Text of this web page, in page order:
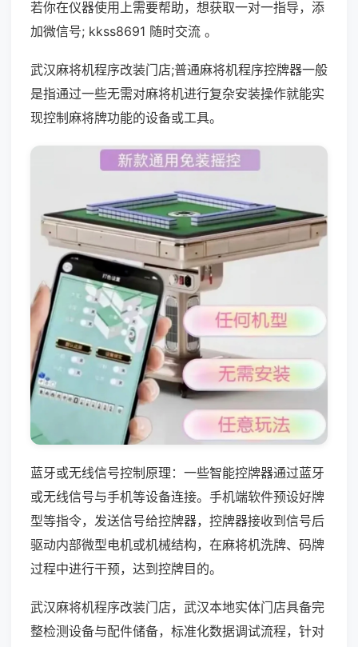
若你在仪器使用上需要帮助，想获取一对一指导，添
加微信号; kkss8691 随时交流 。
武汉麻将机程序改装门店;普通麻将机程序控牌器一般
是指通过一些无需对麻将机进行复杂安装操作就能实
现控制麻将牌功能的设备或工具。
蓝牙或无线信号控制原理：一些智能控牌器通过蓝牙
或无线信号与手机等设备连接。手机端软件预设好牌
型等指令，发送信号给控牌器，控牌器接收到信号后
驱动内部微型电机或机械结构，在麻将机洗牌、码牌
过程中进行干预，达到控牌目的。
武汉麻将机程序改装门店，武汉本地实体门店具备完
整检测设备与配件储备，标准化数据调试流程，针对